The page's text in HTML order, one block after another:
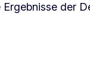
der